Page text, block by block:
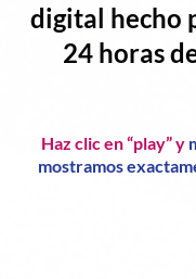
digital hecho
24 horas
Haz clic en “play” y
mostramos